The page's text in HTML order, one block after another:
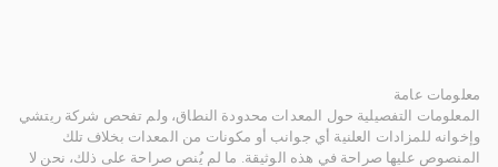
معلومات عامة
المعلومات التفصيلية حول المعدات محدودة النطاق، ولم تفحص شركة ريتشي
وإخوانه للمزادات العلنية أي جوانب أو مكونات من المعدات بخلاف تلك
المنصوص عليها صراحة في هذه الوثيقة. ما لم يُنص صراحة على ذلك، نحن لا